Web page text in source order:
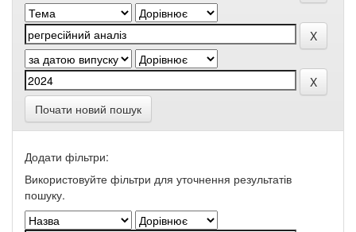
Почати новий пошук
Додати фільтри:
Використовуйте фільтри для уточнення результатів
пошуку.